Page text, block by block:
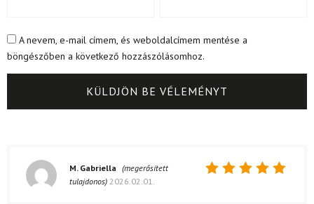
A nevem, e-mail címem, és weboldalcímem mentése a
böngészőben a következő hozzászólásomhoz.
M. Gabriella (megerősített
tulajdonos) 2026.02.01.